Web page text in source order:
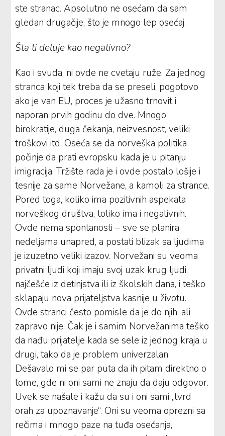
ste stranac. Apsolutno ne osećam da sam
gledan drugačije, što je mnogo lep osećaj.
Šta ti deluje kao negativno?
Kao i svuda, ni ovde ne cvetaju ruže. Za jednog
stranca koji tek treba da se preseli, pogotovo
ako je van EU, proces je užasno trnovit i
naporan prvih godinu do dve. Mnogo
birokratije, duga čekanja, neizvesnost, veliki
troškovi itd. Oseća se da norveška politika
počinje da prati evropsku kada je u pitanju
imigracija. Tržište rada je i ovde postalo lošije i
tesnije za same Norvežane, a kamoli za strance.
Pored toga, koliko ima pozitivnih aspekata
norveškog društva, toliko ima i negativnih.
Ovde nema spontanosti – sve se planira
nedeljama unapred, a postati blizak sa ljudima
je izuzetno veliki izazov. Norvežani su veoma
privatni ljudi koji imaju svoj uzak krug ljudi,
najčešće iz detinjstva ili iz školskih dana, i teško
sklapaju nova prijateljstva kasnije u životu.
Ovde stranci često pomisle da je do njih, ali
zapravo nije. Čak je i samim Norvežanima teško
da nađu prijatelje kada se sele iz jednog kraja u
drugi, tako da je problem univerzalan.
Dešavalo mi se par puta da ih pitam direktno o
tome, gde ni oni sami ne znaju da daju odgovor.
Uvek se našale i kažu da su i oni sami „tvrd
orah za upoznavanje“. Oni su veoma oprezni sa
rečima i mnogo paze na tuđa osećanja,